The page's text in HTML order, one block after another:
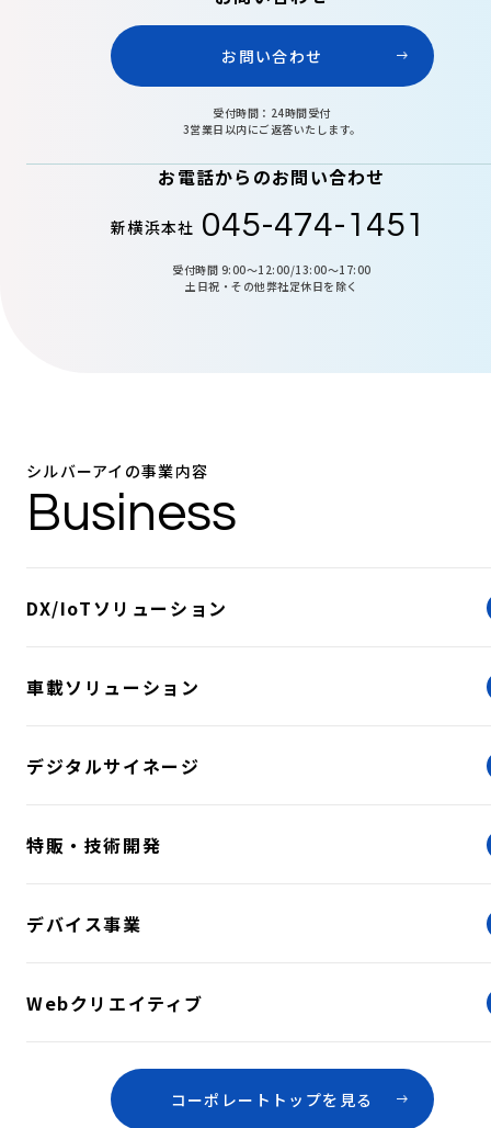
お問い合わせ
受付時間：24時間受付
3営業日以内にご返答いたします。
お電話からのお問い合わせ
新横浜本社 045-474-1451
受付時間 9:00〜12:00/13:00〜17:00
土日祝・その他弊社定休日を除く
シルバーアイの事業内容
Business
DX/IoTソリューション
車載ソリューション
デジタルサイネージ
特販・技術開発
デバイス事業
Webクリエイティブ
コーポレートトップを見る